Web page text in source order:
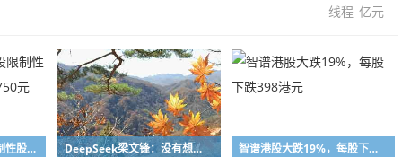
线程 亿元
寒武纪拟用500万股限制性股票激励员工，每股750元 DeepSeek梁文锋：没有想过做成下一个字节、下一个腾讯 智谱港股大跌19%，每股下跌398港元